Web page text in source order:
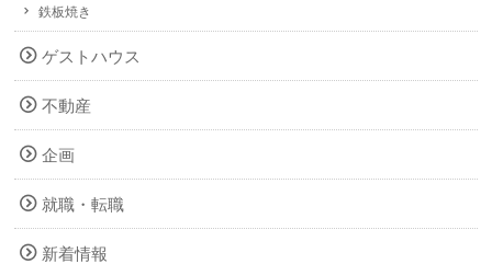
鉄板焼き
ゲストハウス
不動産
企画
就職・転職
新着情報